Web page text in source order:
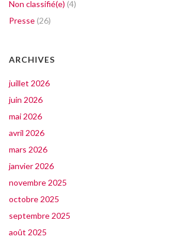
Non classifié(e) (4)
Presse (26)
ARCHIVES
juillet 2026
juin 2026
mai 2026
avril 2026
mars 2026
janvier 2026
novembre 2025
octobre 2025
septembre 2025
août 2025